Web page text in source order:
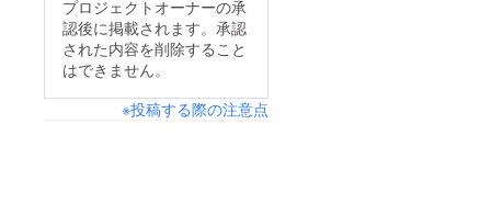
プロジェクトオーナーの承
認後に掲載されます。承認
された内容を削除すること
はできません。
※投稿する際の注意点